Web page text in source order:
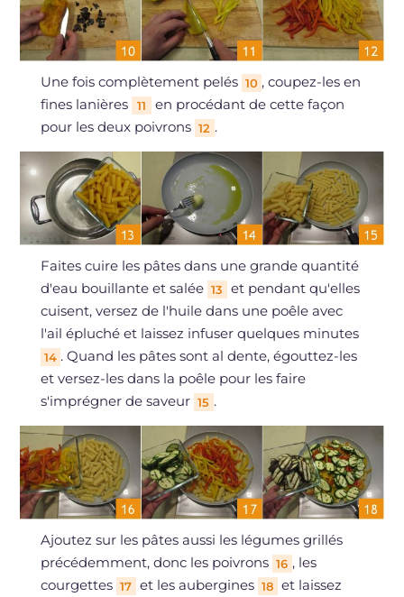
Une fois complètement pelés 10 , coupez-les en
fines lanières
11
en procédant de cette façon
pour les deux poivrons 12 .
Faites cuire les pâtes dans une grande quantité
d'eau bouillante et salée 13
et pendant qu'elles
cuisent, versez de l'huile dans une poêle avec
l'ail épluché et laissez infuser quelques minutes
14 . Quand les pâtes sont al dente, égouttez-les
et versez-les dans la poêle pour les faire
s'imprégner de saveur 15 .
Ajoutez sur les pâtes aussi les légumes grillés
précédemment, donc les poivrons 16 , les
courgettes 17 et les aubergines 18 et laissez